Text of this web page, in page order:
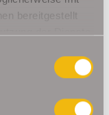
bereitgestellt